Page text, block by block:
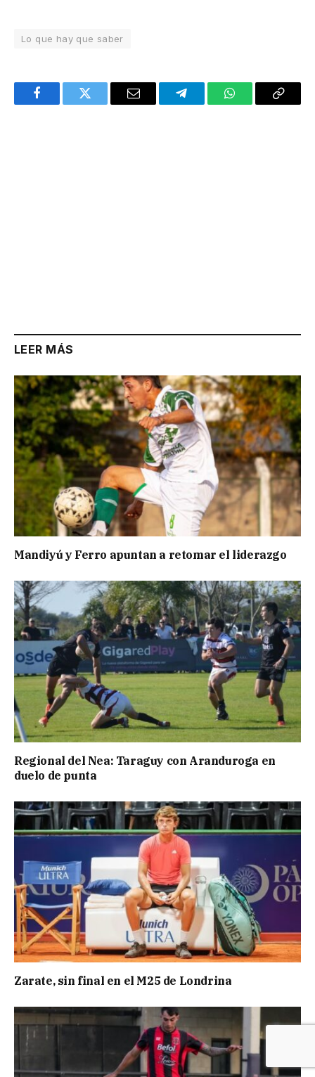
Lo que hay que saber
FacebookTwitter Email TelegramWhatsAppCopy
LEER MÁS
Mandiyú y Ferro apuntan a retomar el liderazgo
Regional del Nea: Taraguy con Aranduroga en
duelo de punta
Zarate, sin final en el M25 de Londrina